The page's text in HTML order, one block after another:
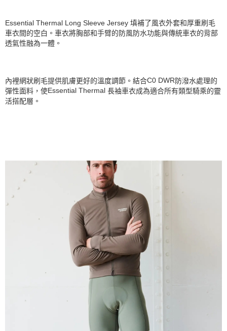
Essential Thermal Long Sleeve Jersey 填補了風衣外套和厚重刷毛
車衣間的空白。車衣將胸部和手臂的防風防水功能與傳統車衣的背部
透氣性融為一體。
內裡網狀刷毛提供肌膚更好的溫度調節。結合C0 DWR防潑水處理的
彈性面料，使Essential Thermal 長袖車衣成為適合所有類型騎乘的靈
活搭配層。